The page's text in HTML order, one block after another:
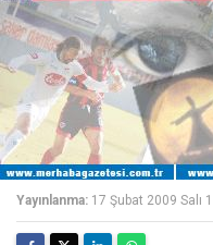
Yayınlanma: 17 Şubat 2009 Salı